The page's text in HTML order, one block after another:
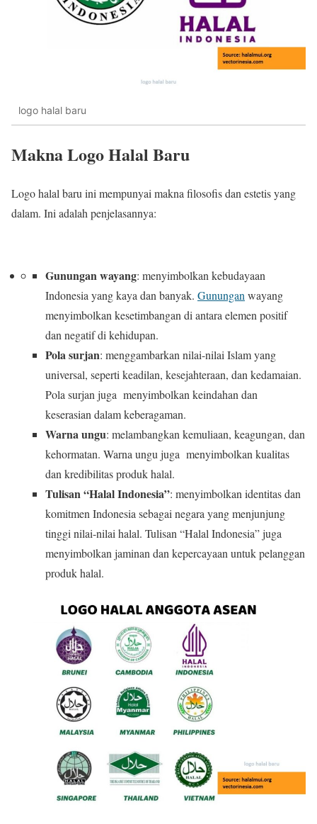
logo halal baru
Makna Logo Halal Baru
Logo halal baru ini mempunyai makna filosofis dan estetis yang
dalam. Ini adalah penjelasannya:
Gunungan wayang: menyimbolkan kebudayaan
Indonesia yang kaya dan banyak. Gunungan wayang
menyimbolkan kesetimbangan di antara elemen positif
dan negatif di kehidupan.
Pola surjan: menggambarkan nilai-nilai Islam yang
universal, seperti keadilan, kesejahteraan, dan kedamaian.
Pola surjan juga menyimbolkan keindahan dan
keserasian dalam keberagaman.
Warna ungu: melambangkan kemuliaan, keagungan, dan
kehormatan. Warna ungu juga menyimbolkan kualitas
dan kredibilitas produk halal.
Tulisan “Halal Indonesia”: menyimbolkan identitas dan
komitmen Indonesia sebagai negara yang menjunjung
tinggi nilai-nilai halal. Tulisan “Halal Indonesia” juga
menyimbolkan jaminan dan kepercayaan untuk pelanggan
produk halal.